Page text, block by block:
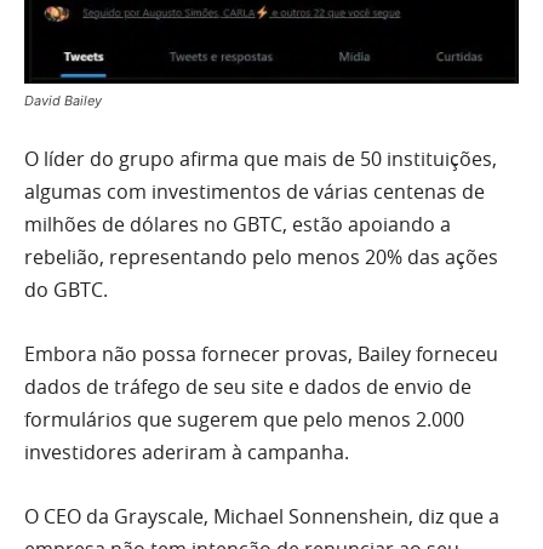
David Bailey
O líder do grupo afirma que mais de 50 instituições,
algumas com investimentos de várias centenas de
milhões de dólares no GBTC, estão apoiando a
rebelião, representando pelo menos 20% das ações
do GBTC.
Embora não possa fornecer provas, Bailey forneceu
dados de tráfego de seu site e dados de envio de
formulários que sugerem que pelo menos 2.000
investidores aderiram à campanha.
O CEO da Grayscale, Michael Sonnenshein, diz que a